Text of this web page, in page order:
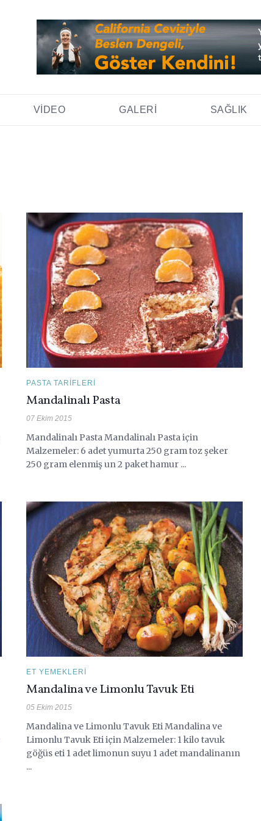
VIDEO GALERI SAĞLIK
PASTA TARIFLERI
Mandalinalı Pasta
07 Ekim 2015
Mandalinalı Pasta Mandalinalı Pasta için
Malzemeler: 6 adet yumurta 250 gram toz şeker
250 gram elenmiş un 2 paket hamur ...
ET YEMEKLERI
Mandalina ve Limonlu Tavuk Eti
05 Ekim 2015
Mandalina ve Limonlu Tavuk Eti Mandalina ve
Limonlu Tavuk Eti için Malzemeler: 1 kilo tavuk
göğüs eti 1 adet limonun suyu 1 adet mandalinanın
...